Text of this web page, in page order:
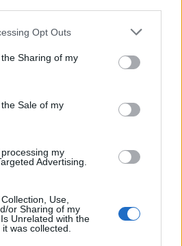
Opt Outs
Sharing of my
Sale of my
my
Advertising.
Use,
or Sharing of my
Unrelated with the
was collected.
Km/h
Km/h
ΚΑΘΑΡΟΣ
ΒΔ
Km/h
ΚΑΘΑΡΟΣ
Δ
Km/h